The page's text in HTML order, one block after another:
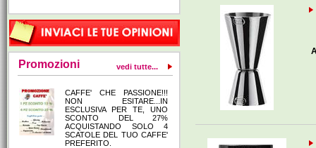
Promozioni vedi tutte...
CAFFE' CHE PASSIONE!!!
NON ESITARE...IN
ESCLUSIVA PER TE, UNO
SCONTO DEL 27%
ACQUISTANDO SOLO 4
SCATOLE DEL TUO CAFFE'
PREFERITO.